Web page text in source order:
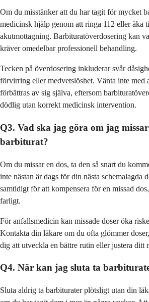
Om du misstänker att du har tagit för mycket
medicinsk hjälp genom att ringa 112 eller åka
akutmottagning. Barbituratöverdosering kan
kräver omedelbar professionell behandling.
Tecken på överdosering inkluderar svår
förvirring eller medvetslöshet. Vänta inte med
förbättras av sig själva, eftersom
dödlig utan korrekt medicinsk intervention.
Q3. Vad ska jag göra om jag
barbiturat?
Om du missar en dos, ta den så snart du
inte nästan är dags för din nästa schemalagda
samtidigt för att kompensera för en missad
farligt.
För anfallsmedicin kan missade doser öka
Kontakta din läkare om du ofta glömmer
dig att utveckla en bättre rutin eller justera ditt
Q4. När kan jag sluta ta
Sluta aldrig ta barbiturater plötsligt utan din